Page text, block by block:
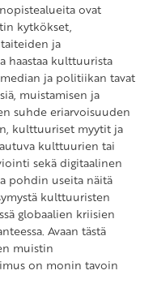
ovat
kytkökset,
ja
haastaa kulttuurista
ja politiikan tavat
muistamisen ja
suhde eriarvoisuuden
kulttuuriset myytit ja
kulttuurien tai
sekä digitaalinen
pohdin useita näitä
kulttuuristen
globaalien kriisien
Avaan tästä
muistin
on monin tavoin